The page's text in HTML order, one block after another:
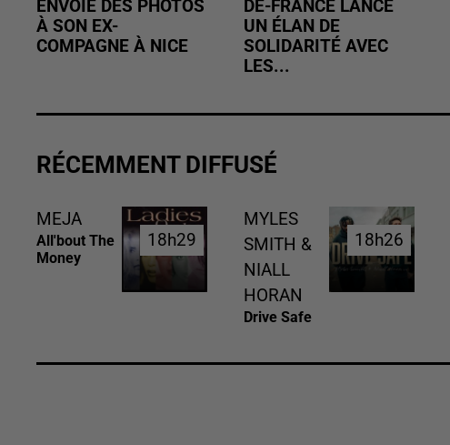
ENVOIE DES PHOTOS
À SON EX-
COMPAGNE À NICE
DE-FRANCE LANCE
UN ÉLAN DE
SOLIDARITÉ AVEC
LES...
RÉCEMMENT DIFFUSÉ
MEJA
All'bout The
Money
18h29
18h29
MYLES
SMITH &
NIALL
HORAN
Drive Safe
18h26
18h26